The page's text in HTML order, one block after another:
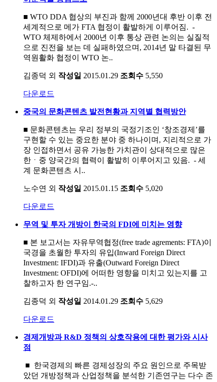
■ WTO DDA 협상의 부진과 함께 2000년대 후반 이후 전
세계적으로 메가 FTA 협정이 활발하게 이루어짐. -
WTO 체제하에서 2000년 이후 통상 관련 논의는 실질적
으로 진전을 보는 데 실패하였으며, 2014년 말 타결된 무
역원활화 협정이 WTO 논..
김종덕 외 작성일 2015.01.29 조회수 5,550
다운로드
중국의 문화콘텐츠 발전현황과 지역별 협력방안
■ 문화콘텐츠는 우리 정부의 국정기조인 ‘창조경제’를
구현할 수 있는 중요한 분야 중 하나이며, 지리적으로 가
장 인접하면서 공유 가능한 가치관이 상대적으로 많은
한ㆍ중 양국간의 협력이 활발히 이루어지고 있음. - 세
계 문화콘텐츠 시..
노수연 외 작성일 2015.01.15 조회수 5,020
다운로드
무역 및 투자 개방이 한국의 FDI에 미치는 영향
■ 본 보고서는 자유무역협정(free trade agrements: FTA)이
국경을 초월한 투자의 유입(Inward Foreign Direct
Investment: IFDI)과 유출(Outward Foreign Direct
Investment: OFDI)에 어떠한 영향을 미치고 있는지를 고
찰하고자 한 연구임.-..
김종덕 외 작성일 2014.01.29 조회수 5,629
다운로드
경제개방과 R&D 정책의 상호작용에 대한 평가와 시사
점
■ 한국경제의 빠른 경제성장의 주요 원인으로 주목받
았던 개방정책과 산업정책을 분석한 기존연구는 다수 존